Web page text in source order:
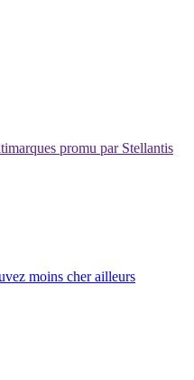
promu par Stellantis
moins cher ailleurs